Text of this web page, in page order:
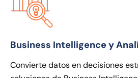
Business Intelligence y
Convierte datos en decisiones